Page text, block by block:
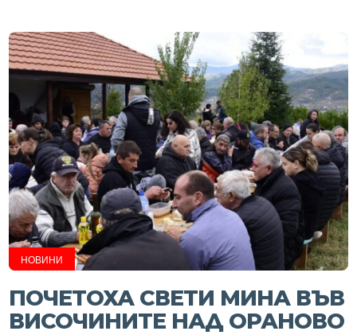
НОВИНИ
ПОЧЕТОХА СВЕТИ МИНА ВЪВ
ВИСОЧИНИТЕ НАД ОРАНОВО